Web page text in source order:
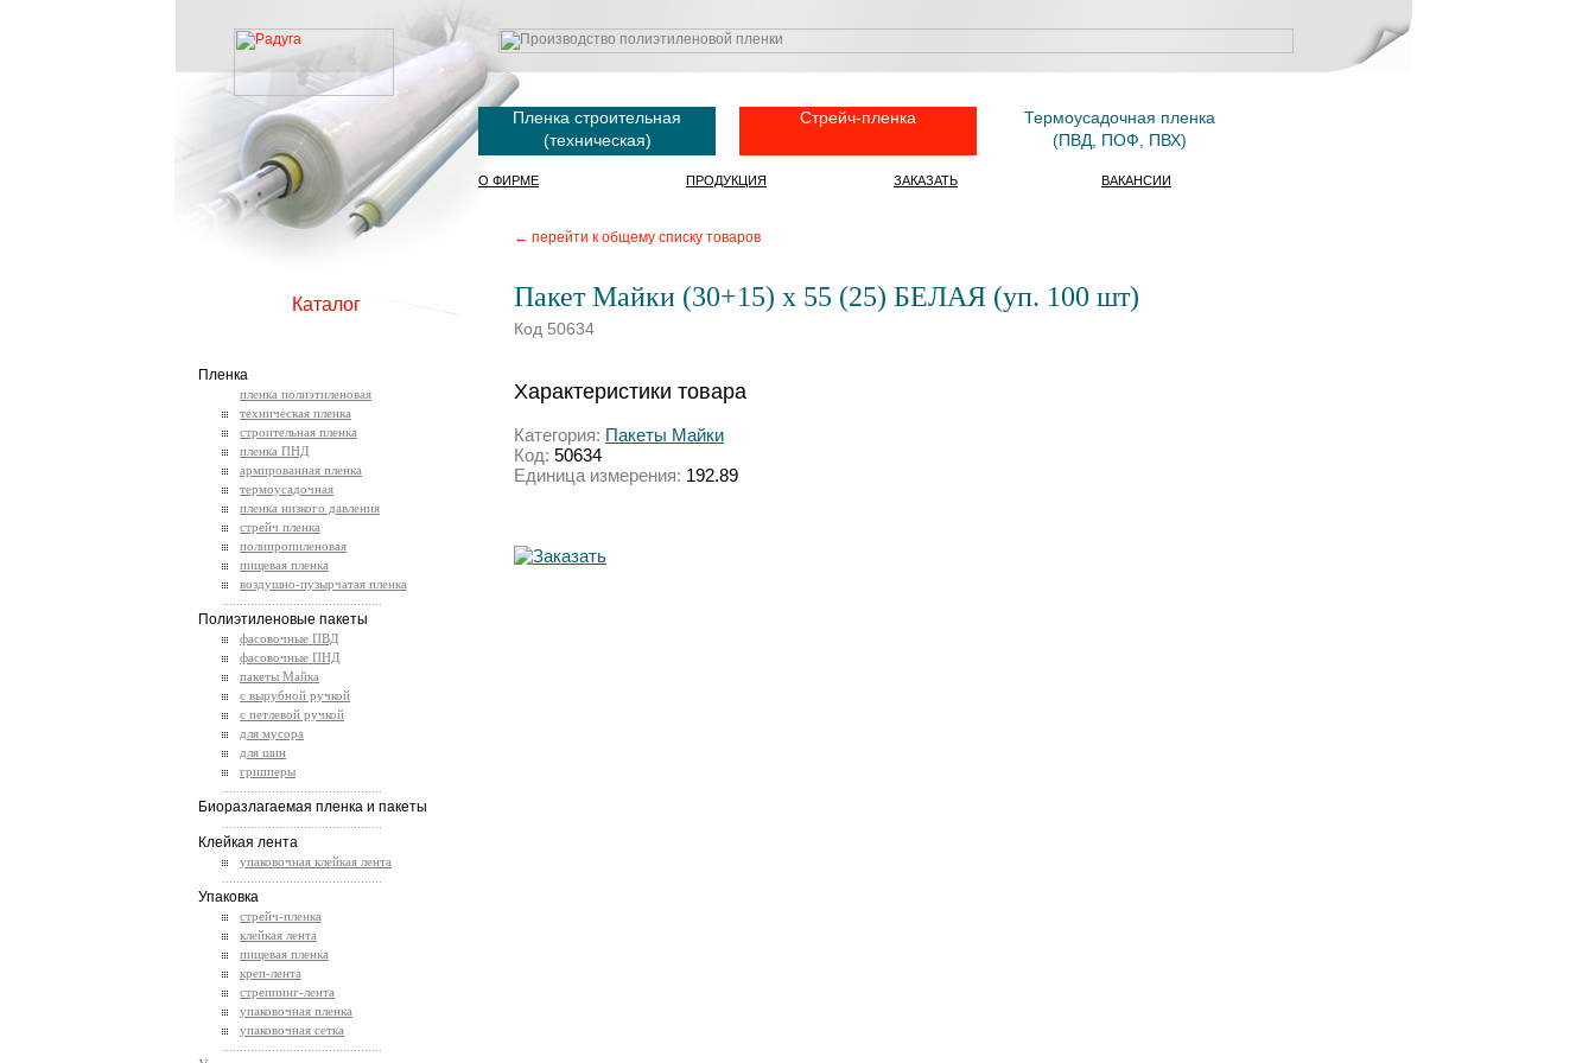
Пленка строительная
(техническая)
Стрейч-пленка
Термоусадочная пленка
(ПВД, ПОФ, ПВХ)
О ФИРМЕ ПРОДУКЦИЯ ЗАКАЗАТЬ ВАКАНСИИ
← перейти к общему списку товаров
Пакет Майки (30+15) х 55 (25) БЕЛАЯ (уп. 100 шт)
Код 50634
Характеристики товара
Категория: Пакеты Майки
Код: 50634
Единица измерения: 192.89
Каталог
Пленка
пленка полиэтиленовая
техническая пленка
строительная пленка
пленка ПНД
армированная пленка
термоусадочная
пленка низкого давления
стрейч пленка
полипропиленовая
пищевая пленка
воздушно-пузырчатая пленка
Полиэтиленовые пакеты
фасовочные ПВД
фасовочные ПНД
пакеты Майка
с вырубной ручкой
с петлевой ручкой
для мусора
для шин
грипперы
Биоразлагаемая пленка и пакеты
Клейкая лента
упаковочная клейкая лента
Упаковка
стрейч-пленка
клейкая лента
пищевая пленка
креп-лента
стреппинг-лента
упаковочная пленка
упаковочная сетка